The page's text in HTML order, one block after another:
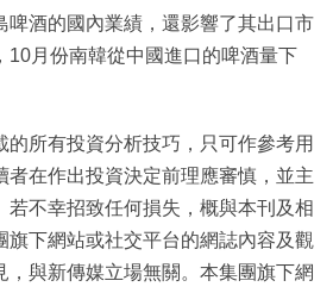
啤酒的國內業績，還影響了其出口市
10月份南韓從中國進口的啤酒量下
的所有投資分析技巧，只可作參考用
者在作出投資決定前理應審慎，並主
若不幸招致任何損失，概與本刊及相
旗下網站或社交平台的網誌內容及觀
，與新傳媒立場無關。本集團旗下網